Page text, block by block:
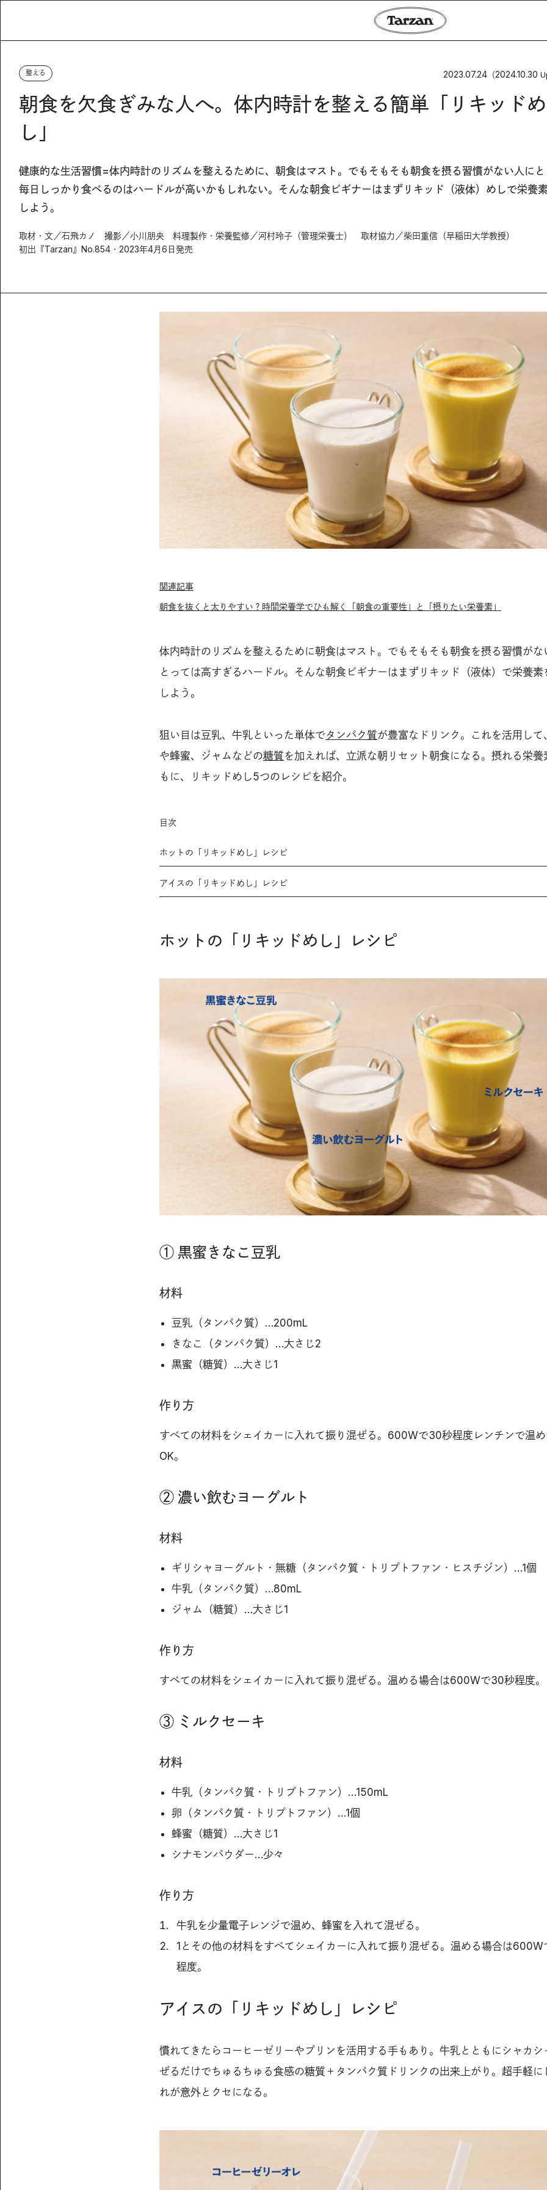
整える 2023.07.24 （2024.10.30
朝食を欠食ぎみな人へ。体内時計を整える簡単「リキッドめ
し」
健康的な生活習慣=体内時計のリズムを整えるために、朝食はマスト。でもそもそも朝食を摂る習慣がない人に
毎日しっかり食べるのはハードルが高いかもしれない。そんな朝食ビギナーはまずリキッド（液体）めしで栄養
しよう。
取材・文／石飛カノ 撮影／小川朋央 料理製作・栄養監修／河村玲子（管理栄養士） 取材協力／柴田重信（早稲田大学教授）
初出『Tarzan』No.854・2023年4月6日発売
関連記事
朝食を抜くと太りやすい？時間栄養学でひも解く「朝食の重要性」と「摂りたい栄養素」
体内時計のリズムを整えるために朝食はマスト。でもそもそも朝食を摂る習慣がな
とっては高すぎるハードル。そんな朝食ビギナーはまずリキッド（液体）で栄養素
しよう。
狙い目は豆乳、牛乳といった単体で タンパク質が豊富なドリンク。これを活用して
や蜂蜜、ジャムなどの糖質を加えれば、立派な朝リセット朝食になる。摂れる栄養
もに、リキッドめし5つのレシピを紹介。
目次
ホットの「リキッドめし」レシピ
アイスの「リキッドめし」レシピ
ホットの「リキッドめし」レシピ
① 黒蜜きなこ豆乳
材料
豆乳（タンパク質）…200mL
きなこ（タンパク質）…大さじ2
黒蜜（糖質）…大さじ1
作り方
すべての材料をシェイカーに入れて振り混ぜる。600Wで30秒程度レンチンで温
OK。
② 濃い飲むヨーグルト
材料
ギリシャヨーグルト・無糖（タンパク質・トリプトファン・ヒスチジン）…1個
牛乳（タンパク質）…80mL
ジャム（糖質）…大さじ1
作り方
すべての材料をシェイカーに入れて振り混ぜる。温める場合は600Wで30秒程度。
③ ミルクセーキ
材料
牛乳（タンパク質・トリプトファン）…150mL
卵（タンパク質・トリプトファン）…1個
蜂蜜（糖質）…大さじ1
シナモンパウダー…少々
作り方
牛乳を少量電子レンジで温め、蜂蜜を入れて混ぜる。
1とその他の材料をすべてシェイカーに入れて振り混ぜる。温める場合は
程度。
アイスの「リキッドめし」レシピ
慣れてきたらコーヒーゼリーやプリンを活用する手もあり。牛乳とともにシャカシ
ぜるだけでちゅるちゅる食感の糖質＋タンパク質ドリンクの出来上がり。超手軽に
れが意外とクセになる。